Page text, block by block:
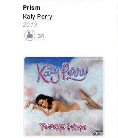
Prism
Katy Perry
2013
34